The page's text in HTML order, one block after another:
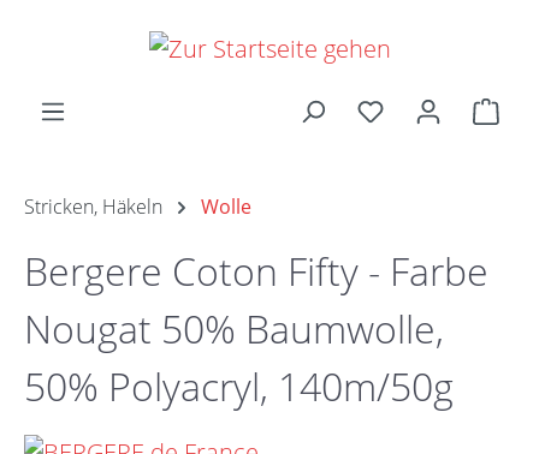
Zum Hauptinhalt springen
Stricken, Häkeln Wolle
Bergere Coton Fifty - Farbe
Nougat 50% Baumwolle,
50% Polyacryl, 140m/50g